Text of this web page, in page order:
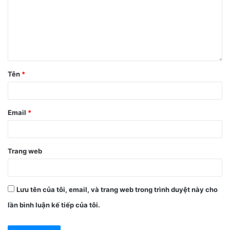
trầy xước, tránh bị bám nước, bám bụi, chống dấu vân tay,
Tên *
Email *
Trang web
Lưu tên của tôi, email, và trang web trong trình duyệt này cho
lần bình luận kế tiếp của tôi.